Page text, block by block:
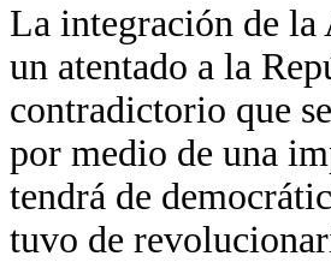
La integración de la
un atentado a la
contradictorio que
por medio de una
tendrá de
tuvo de